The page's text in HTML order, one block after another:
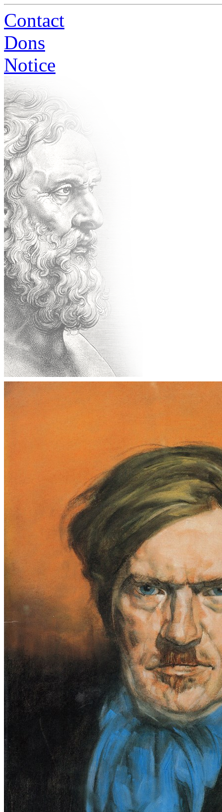
Contact
Dons
Notice